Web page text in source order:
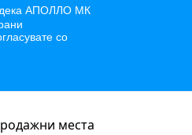
дека АПОЛЛО МК
со
места